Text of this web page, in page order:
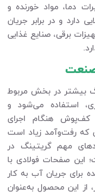
دما، مواد خورنده و
دارد و در برابر جریان
برقی، صنایع غذایی
صنعت
بیشتر در بخش مربوط
استفاده می‌شود و
هنگام اجرای
رفت‌وآمد زیاد است
مهم گریتینگ در
این صفحات فولادی با
برای جریان آب به کار
از این محصول به‌عنوان